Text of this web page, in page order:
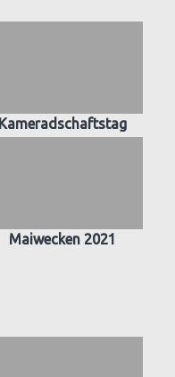
Kameradschaftstag
Maiwecken 2021